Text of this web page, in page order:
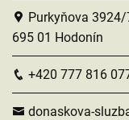
Purkyňova 3924/
695 01 Hodonín
+420 777 816
donaskova-